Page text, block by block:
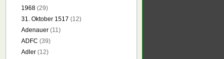
1968 (29)
31. Oktober 1517 (12)
Adenauer (11)
ADFC (39)
Adler (12)